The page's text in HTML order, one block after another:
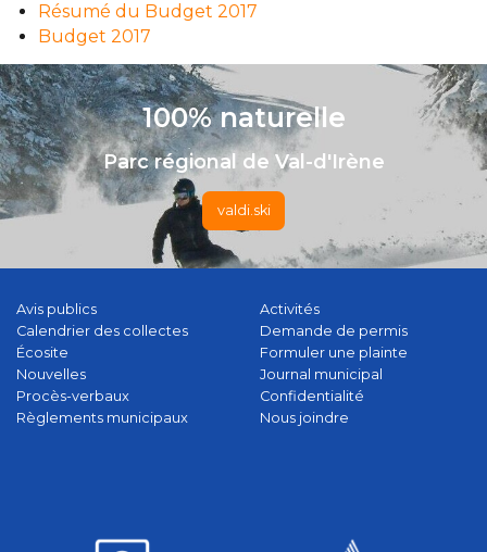
Résumé du Budget 2017
Budget 2017
100% naturelle
Parc régional de Val-d'Irène
valdi.ski
Avis publics
Calendrier des collectes
Écosite
Nouvelles
Procès-verbaux
Règlements municipaux
Activités
Demande de permis
Formuler une plainte
Journal municipal
Confidentialité
Nous joindre